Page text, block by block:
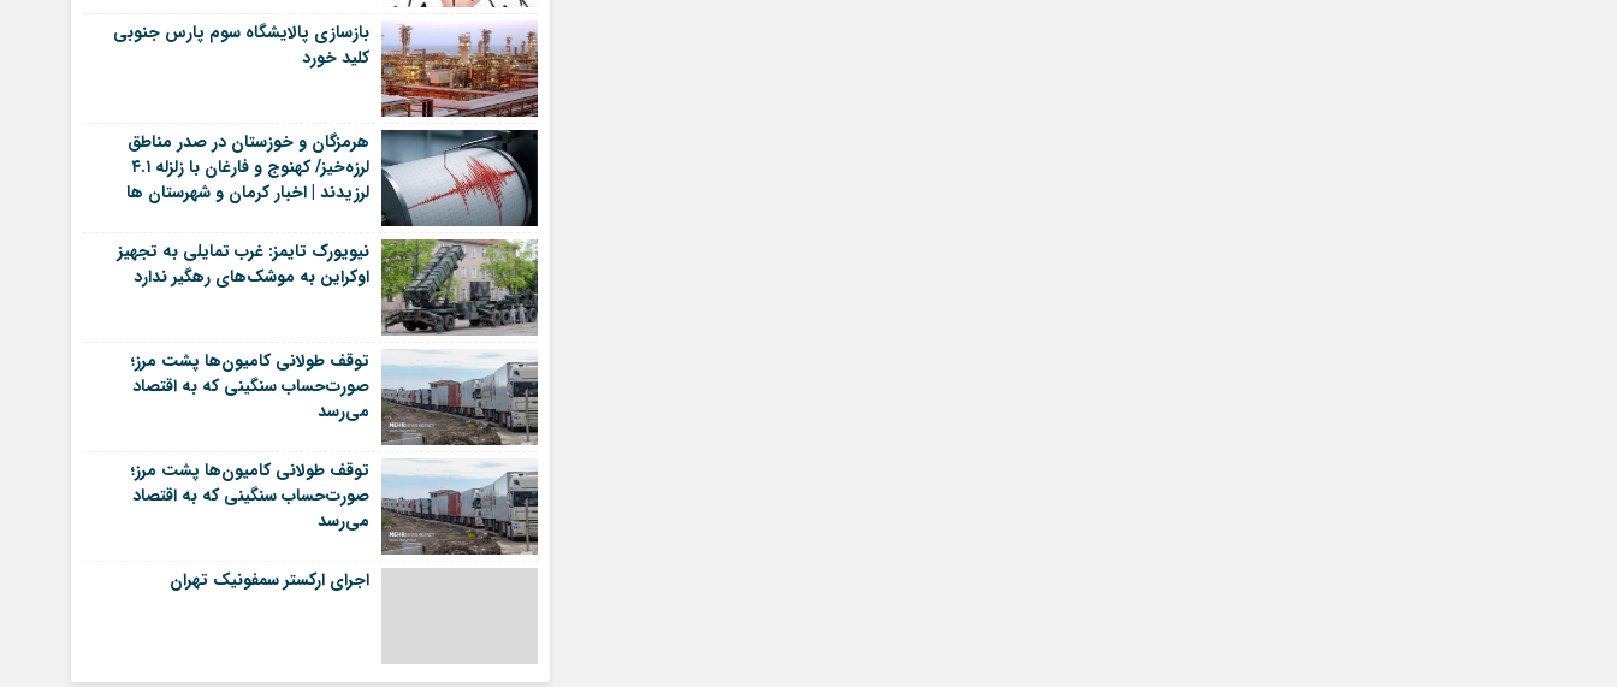
بازسازی پالایشگاه سوم پارس جنوبی
کلید خورد
هرمزگان و خوزستان در صدر مناطق
لرزه‌خیز/ کهنوج و فارغان با زلزله ۴.۱
لرزیدند | اخبار کرمان و شهرستان ها
نیویورک تایمز: غرب تمایلی به تجهیز
اوکراین به موشک‌های رهگیر ندارد
توقف طولانی کامیون‌ها پشت مرز؛
صورت‌حساب سنگینی که به اقتصاد
می‌رسد
توقف طولانی کامیون‌ها پشت مرز؛
صورت‌حساب سنگینی که به اقتصاد
می‌رسد
اجرای ارکستر سمفونیک تهران